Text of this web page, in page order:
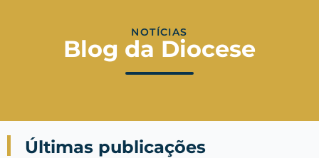
NOTÍCIAS
Blog da Diocese
Últimas publicações